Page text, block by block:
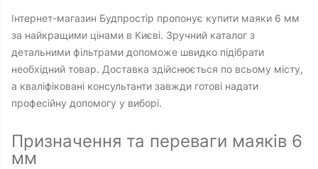
Інтернет-магазин Будпростір пропонує купити маяки 6 мм
за найкращими цінами в Києві. Зручний каталог з
детальними фільтрами допоможе швидко підібрати
необхідний товар. Доставка здійснюється по всьому місту,
а кваліфіковані консультанти завжди готові надати
професійну допомогу у виборі.
Призначення та переваги маяків 6
мм